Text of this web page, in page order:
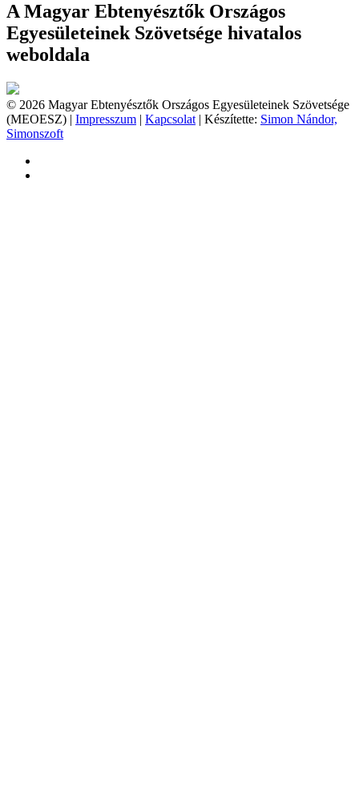
A Magyar Ebtenyésztők Országos
Egyesületeinek Szövetsége hivatalos
weboldala
© 2026 Magyar Ebtenyésztők Országos Egyesületeinek Szövetsége
(MEOESZ) | Impresszum | Kapcsolat | Készítette: Simon Nándor,
Simonszoft